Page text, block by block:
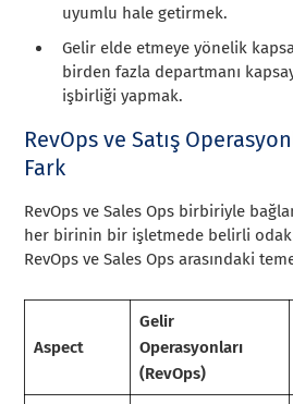
uyumlu hale getirmek.
Gelir elde etmeye yönelik
birden fazla departmanı
işbirliği yapmak.
RevOps ve Satış
Fark
RevOps ve Sales Ops birbiriyle
her birinin bir işletmede belirli odak
RevOps ve Sales Ops arasındaki
Aspect
Gelir
Operasyonları
(RevOps)